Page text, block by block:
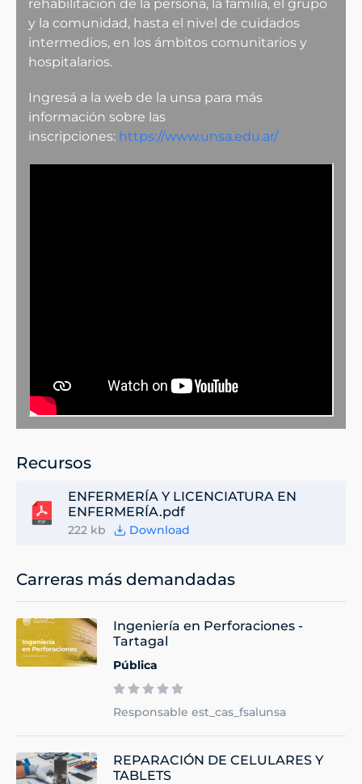
rehabilitación de la persona, la familia, el grupo
y la comunidad, hasta el nivel de cuidados
intermedios, en los ámbitos comunitarios y
hospitalarios.
Ingresá a la web de la unsa para más
información sobre las
inscripciones: https://www.unsa.edu.ar/
Recursos
ENFERMERÍA Y LICENCIATURA EN
ENFERMERÍA.pdf
222 kb Download
Carreras más demandadas
Ingeniería en Perforaciones -
Tartagal
Pública
Responsable est_cas_fsalunsa
REPARACIÓN DE CELULARES Y
TABLETS